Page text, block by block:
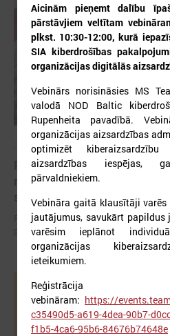
2026. gada 12. jūnijs
Publicēta konferences
rezolūcija par vietējās
stiprināšanu Latvijā
Publicēta konferences “Tautas
pārstāvniecības stiprināšanu Latvijā
Aicinām pieņemt dalību
pārstāvjiem veltītam
plkst. 10:30-12:00, kurā
SIA kiberdrošības
organizācijas digitālās
Vebinārs norisināsies MS
valodā NOD Baltic
Rupenheita pavadībā.
organizācijas aizsardzības
optimizēt
aizsardzības iespējas,
pārvaldniekiem.
Vebināra gaitā klausītāji
jautājumus, savukārt
varēsim ieplānot
organizācijas
ieteikumiem.
Reģistrācija
vebināram: https://
c35490d5-a619-4dea-90b7-
f1b5-4ca6-95b6-84676b74648e